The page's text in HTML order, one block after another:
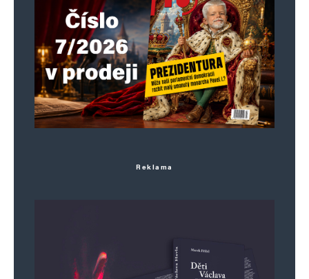
Webová stránka
Uložit do prohlížeče jméno, e-mail a webovou stránku pro budoucí
komentáře.
Reklama